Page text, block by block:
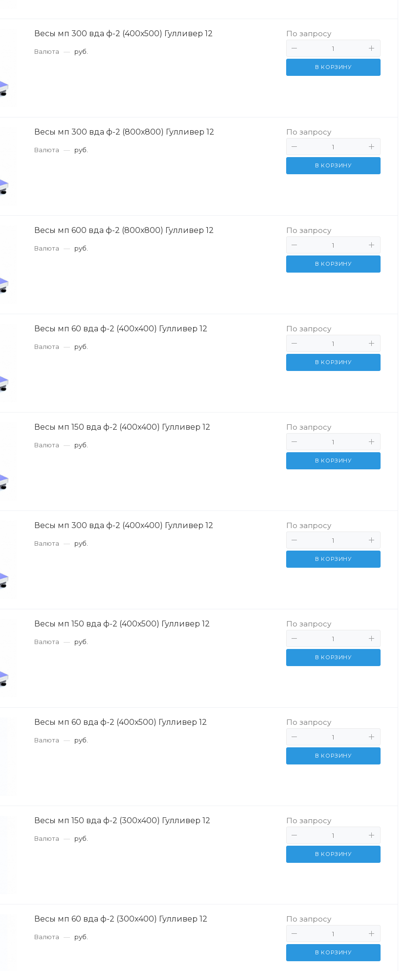
Весы мп 300 вда ф-2 (400х500) Гулливер 12
Валюта — руб.
По запросу
В КОРЗИНУ
Весы мп 300 вда ф-2 (800х800) Гулливер 12
Валюта — руб.
По запросу
В КОРЗИНУ
Весы мп 600 вда ф-2 (800х800) Гулливер 12
Валюта — руб.
По запросу
В КОРЗИНУ
Весы мп 60 вда ф-2 (400х400) Гулливер 12
Валюта — руб.
По запросу
В КОРЗИНУ
Весы мп 150 вда ф-2 (400х400) Гулливер 12
Валюта — руб.
По запросу
В КОРЗИНУ
Весы мп 300 вда ф-2 (400х400) Гулливер 12
Валюта — руб.
По запросу
В КОРЗИНУ
Весы мп 150 вда ф-2 (400х500) Гулливер 12
Валюта — руб.
По запросу
В КОРЗИНУ
Весы мп 60 вда ф-2 (400х500) Гулливер 12
Валюта — руб.
По запросу
В КОРЗИНУ
Весы мп 150 вда ф-2 (300х400) Гулливер 12
Валюта — руб.
По запросу
В КОРЗИНУ
Весы мп 60 вда ф-2 (300х400) Гулливер 12
Валюта — руб.
По запросу
В КОРЗИНУ